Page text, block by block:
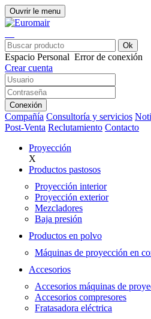
Ouvrir le menu
Ok
Espacio Personal Error de conexión
Crear cuenta
Conexión
Compañía Consultoría y servicios
Post-Venta Reclutamiento Contacto
Proyección
X
Productos pastosos
Proyección interior
Proyección exterior
Mezcladores
Baja presión
Productos en polvo
Máquinas de proyección en
Accesorios
Accesorios máquinas de
Accesorios compresores
Fratasadora eléctrica